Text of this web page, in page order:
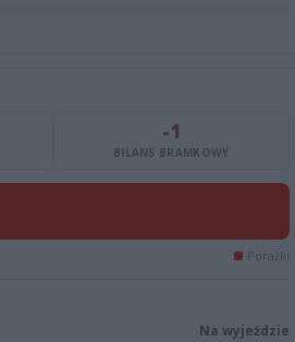
-1
BILANS BRAMKOWY
Porażki
Na wyjeździe